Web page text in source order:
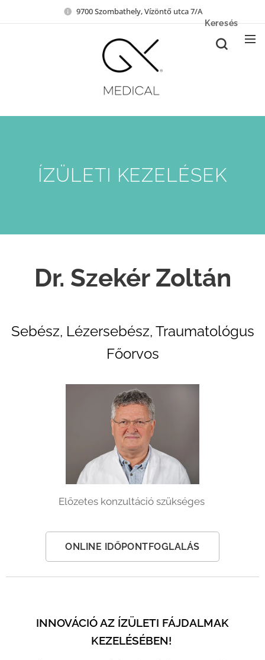
9700 Szombathely, Vízöntő utca 7/A
Keresés
ÍZÜLETI KEZELÉSEK
Dr. Szekér Zoltán
Sebész, Lézersebész, Traumatológus
Főorvos
Előzetes konzultáció szükséges
ONLINE IDŐPONTFOGLALÁS
INNOVÁCIÓ AZ ÍZÜLETI FÁJDALMAK
KEZELÉSÉBEN!